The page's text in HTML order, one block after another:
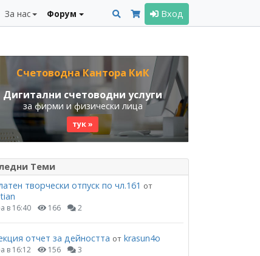
За нас Форум Вход
Счетоводна Кантора КиК
Дигитални счетоводни услуги
за фирми и физически лица
тук »
Теми
творчески отпуск по чл.161 от
в 16:40 166 2
отчет за дейността от krasun4o
в 16:12 156 3